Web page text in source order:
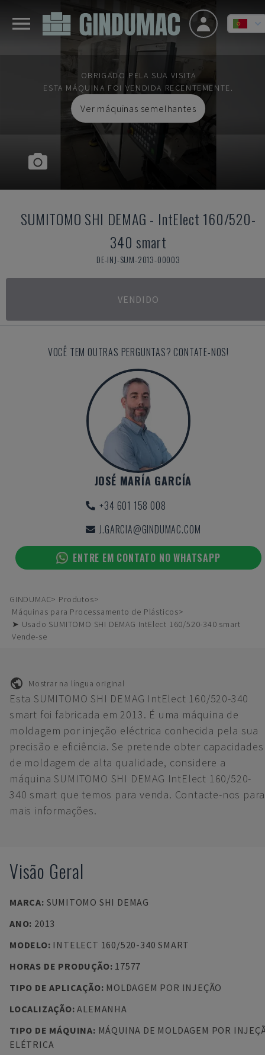
OBRIGADO PELA SUA VISITA
ESTA MÁQUINA FOI VENDIDA RECENTEMENTE.
Ver máquinas semelhantes
SUMITOMO SHI DEMAG - IntElect 160/520-
340 smart
DE-INJ-SUM-2013-00003
VENDIDO
VOCÊ TEM OUTRAS PERGUNTAS? CONTATE-NOS!
JOSÉ MARÍA GARCÍA
+34 601 158 008
J.GARCIA@GINDUMAC.COM
ENTRE EM CONTATO NO WHATSAPP
GINDUMAC
Produtos
Máquinas para Processamento de Plásticos
➤ Usado SUMITOMO SHI DEMAG IntElect 160/520-340 smart
Vende-se
Mostrar na língua original
Esta SUMITOMO SHI DEMAG IntElect 160/520-340
smart foi fabricada em 2013. É uma máquina de
moldagem por injeção eléctrica conhecida pela sua
precisão e eficiência. Se pretende obter capacidades
de moldagem de alta qualidade, considere a
máquina SUMITOMO SHI DEMAG IntElect 160/520-
340 smart que temos para venda. Contacte-nos para
mais informações.
Visão Geral
MARCA: SUMITOMO SHI DEMAG
ANO: 2013
MODELO: INTELECT 160/520-340 SMART
HORAS DE PRODUÇÃO: 17577
TIPO DE APLICAÇÃO: MOLDAGEM POR INJEÇÃO
LOCALIZAÇÃO:ALEMANHA
TIPO DE MÁQUINA: MÁQUINA DE MOLDAGEM POR
ELÉTRICA